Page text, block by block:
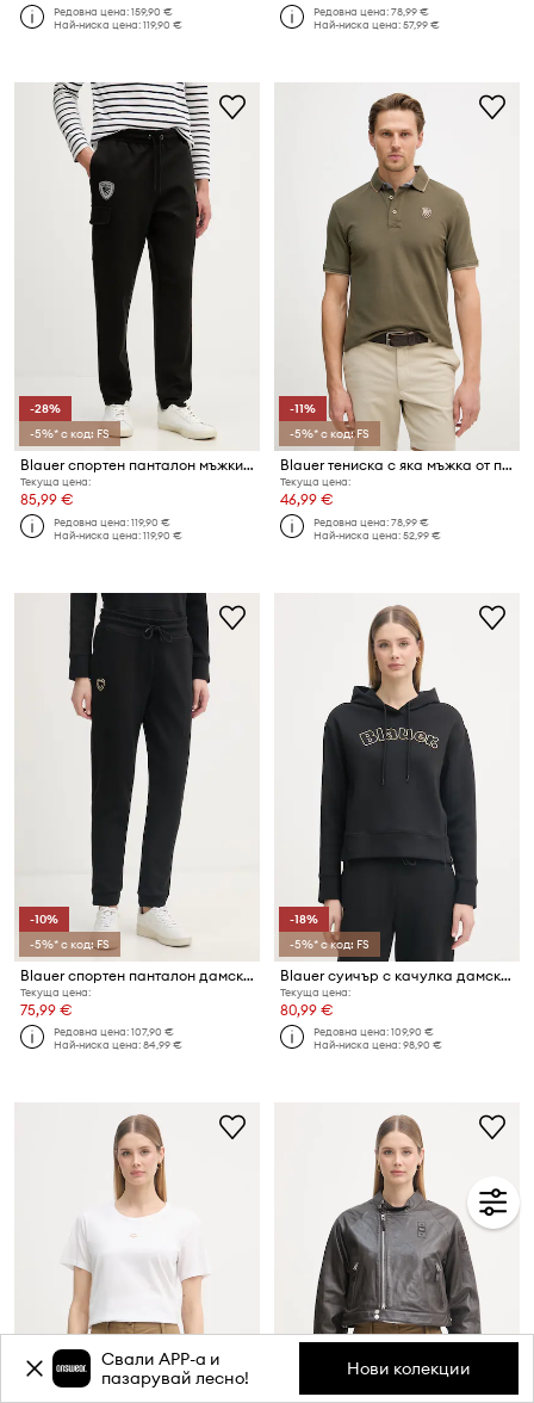
Редовна цена:159,90 €
Най-ниска цена:119,90 €
Редовна цена:78,99 €
Най-ниска цена:57,99 €
-28%
-5%* с код: FS
Blauer спортен панталон мъжки с памук OLNEYS
Текуща цена:
85,99 €
Редовна цена:119,90 €
Най-ниска цена:119,90 €
-11%
-5%* с код: FS
Blauer тениска с яка мъжка от памук DAMON
Текуща цена:
46,99 €
Редовна цена:78,99 €
Най-ниска цена:52,99 €
-10%
-5%* с код: FS
Blauer спортен панталон дамски от памук MADISON
Текуща цена:
75,99 €
Редовна цена:107,90 €
Най-ниска цена:84,99 €
-18%
-5%* с код: FS
Blauer суичър с качулка дамски от памук FAYETTE
Текуща цена:
80,99 €
Редовна цена:109,90 €
Най-ниска цена:98,90 €
Свали APP-a и
пазарувай лесно!
Нови колекции